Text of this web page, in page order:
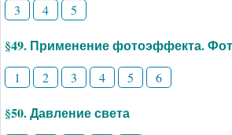
3
4 5
§49. Применение фотоэффекта.
1 2 3 4 5 6
§50. Давление света